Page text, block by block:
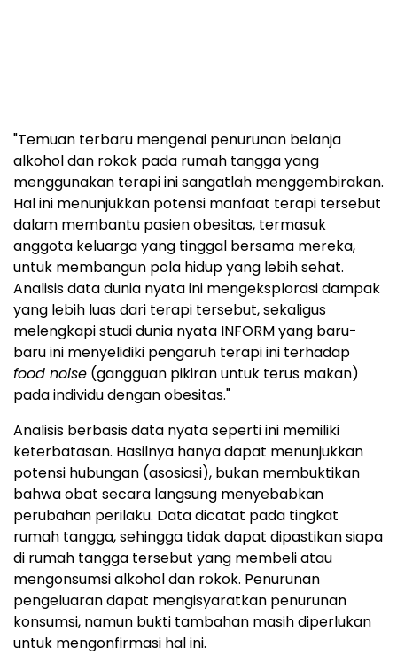
"Temuan terbaru mengenai penurunan belanja
alkohol dan rokok pada rumah tangga yang
menggunakan terapi ini sangatlah menggembirakan.
Hal ini menunjukkan potensi manfaat terapi tersebut
dalam membantu pasien obesitas, termasuk
anggota keluarga yang tinggal bersama mereka,
untuk membangun pola hidup yang lebih sehat.
Analisis data dunia nyata ini mengeksplorasi dampak
yang lebih luas dari terapi tersebut, sekaligus
melengkapi studi dunia nyata INFORM yang baru-
baru ini menyelidiki pengaruh terapi ini terhadap
food noise (gangguan pikiran untuk terus makan)
pada individu dengan obesitas."
Analisis berbasis data nyata seperti ini memiliki
keterbatasan. Hasilnya hanya dapat menunjukkan
potensi hubungan (asosiasi), bukan membuktikan
bahwa obat secara langsung menyebabkan
perubahan perilaku. Data dicatat pada tingkat
rumah tangga, sehingga tidak dapat dipastikan siapa
di rumah tangga tersebut yang membeli atau
mengonsumsi alkohol dan rokok. Penurunan
pengeluaran dapat mengisyaratkan penurunan
konsumsi, namun bukti tambahan masih diperlukan
untuk mengonfirmasi hal ini.